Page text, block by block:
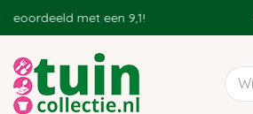
met een 9,1!